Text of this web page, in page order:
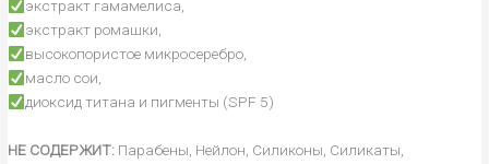
экстракт гамамелиса,
экстракт ромашки,
высокопористое микросеребро,
масло сои,
диоксид титана и пигменты (SPF 5)
НЕ СОДЕРЖИТ: Парабены, Нейлон, Силиконы, Силикаты,